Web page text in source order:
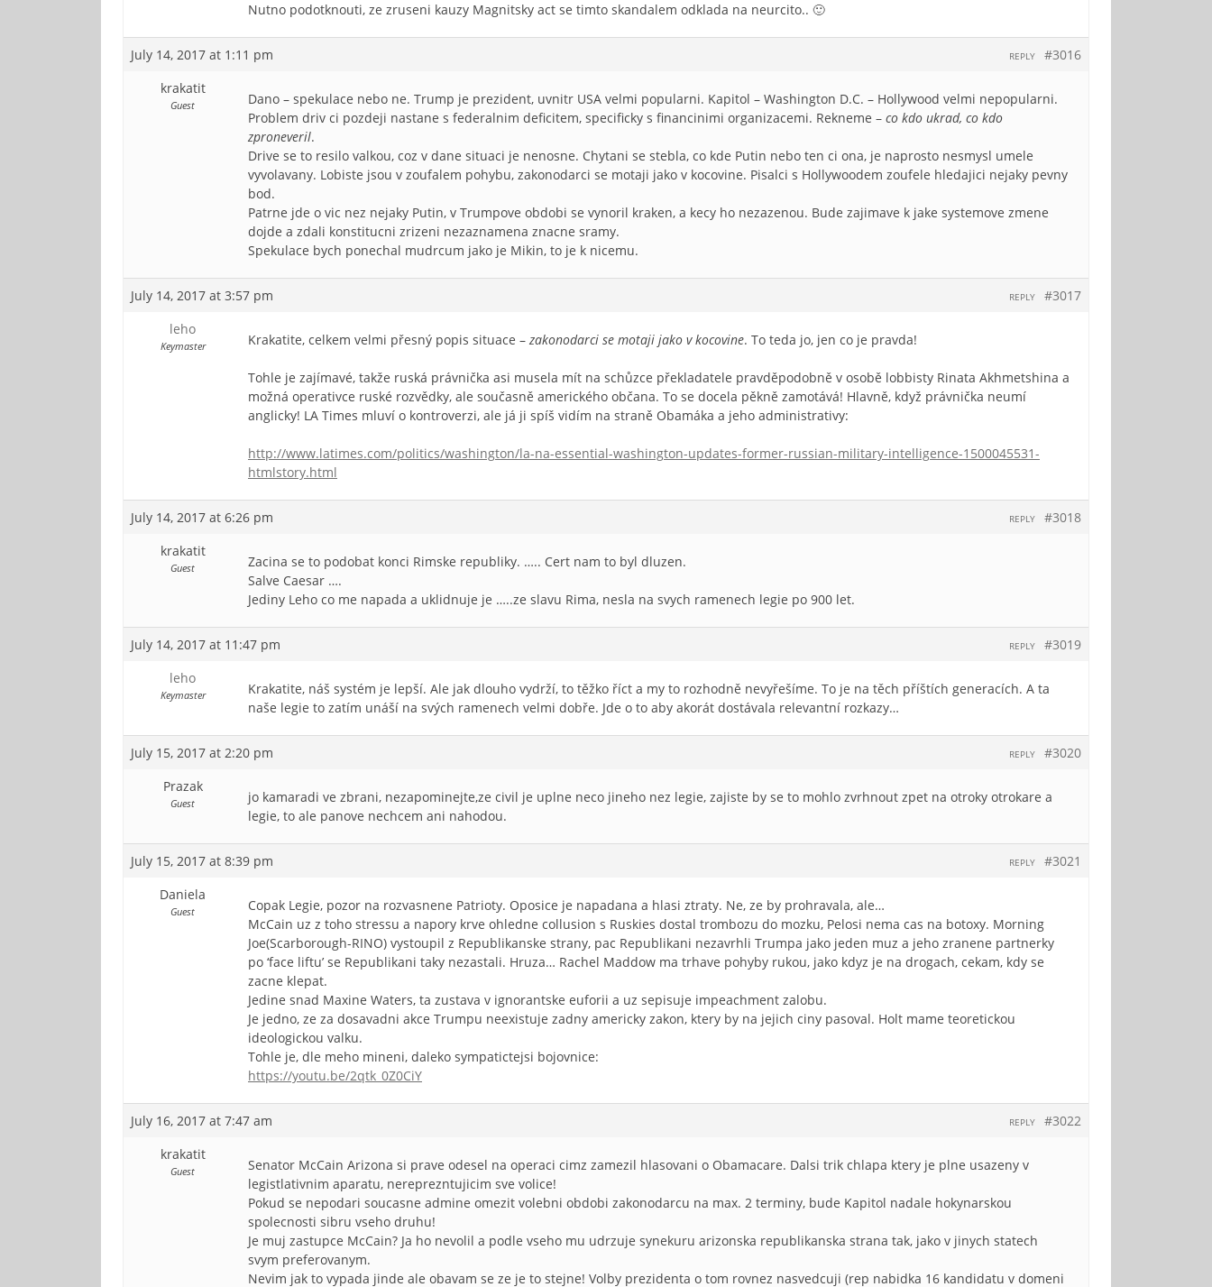
Nutno podotknouti, ze zruseni kauzy Magnitsky act se timto skandalem odklada na neurcito.. 🙂
July 14, 2017 at 1:11 pm #3016
REPLY
krakatit
Guest
Dano – spekulace nebo ne. Trump je prezident, uvnitr USA velmi popularni. Kapitol – Washington D.C. – Hollywood velmi nepopularni.
Problem driv ci pozdeji nastane s federalnim deficitem, specificky s financinimi organizacemi. Rekneme – co kdo ukrad, co kdo
zproneveril.
Drive se to resilo valkou, coz v dane situaci je nenosne. Chytani se stebla, co kde Putin nebo ten ci ona, je naprosto nesmysl umele
vyvolavany. Lobiste jsou v zoufalem pohybu, zakonodarci se motaji jako v kocovine. Pisalci s Hollywoodem zoufele hledajici nejaky pevny
bod.
Patrne jde o vic nez nejaky Putin, v Trumpove obdobi se vynoril kraken, a kecy ho nezazenou. Bude zajimave k jake systemove zmene
dojde a zdali konstitucni zrizeni nezaznamena znacne sramy.
Spekulace bych ponechal mudrcum jako je Mikin, to je k nicemu.
July 14, 2017 at 3:57 pm #3017
REPLY
leho
Keymaster Krakatite, celkem velmi přesný popis situace – zakonodarci se motaji jako v kocovine. To teda jo, jen co je pravda!
Tohle je zajímavé, takže ruská právnička asi musela mít na schůzce překladatele pravděpodobně v osobě lobbisty Rinata Akhmetshina a
možná operativce ruské rozvědky, ale současně amerického občana. To se docela pěkně zamotává! Hlavně, když právnička neumí
anglicky! LA Times mluví o kontroverzi, ale já ji spíš vidím na straně Obamáka a jeho administrativy:
http://www.latimes.com/politics/washington/la-na-essential-washington-updates-former-russian-military-intelligence-1500045531-
htmlstory.html
July 14, 2017 at 6:26 pm #3018
REPLY
krakatit
Guest
Zacina se to podobat konci Rimske republiky. ….. Cert nam to byl dluzen.
Salve Caesar ….
Jediny Leho co me napada a uklidnuje je …..ze slavu Rima, nesla na svych ramenech legie po 900 let.
July 14, 2017 at 11:47 pm #3019
REPLY
leho
Keymaster
Krakatite, náš systém je lepší. Ale jak dlouho vydrží, to těžko říct a my to rozhodně nevyřešíme. To je na těch příštích generacích. A ta
naše legie to zatím unáší na svých ramenech velmi dobře. Jde o to aby akorát dostávala relevantní rozkazy…
July 15, 2017 at 2:20 pm #3020
REPLY
Prazak
Guest
jo kamaradi ve zbrani, nezapominejte,ze civil je uplne neco jineho nez legie, zajiste by se to mohlo zvrhnout zpet na otroky otrokare a
legie, to ale panove nechcem ani nahodou.
July 15, 2017 at 8:39 pm #3021
REPLY
Daniela
Guest
Copak Legie, pozor na rozvasnene Patrioty. Oposice je napadana a hlasi ztraty. Ne, ze by prohravala, ale…
McCain uz z toho stressu a napory krve ohledne collusion s Ruskies dostal trombozu do mozku, Pelosi nema cas na botoxy. Morning
Joe(Scarborough-RINO) vystoupil z Republikanske strany, pac Republikani nezavrhli Trumpa jako jeden muz a jeho zranene partnerky
po ‘face liftu’ se Republikani taky nezastali. Hruza… Rachel Maddow ma trhave pohyby rukou, jako kdyz je na drogach, cekam, kdy se
zacne klepat.
Jedine snad Maxine Waters, ta zustava v ignorantske euforii a uz sepisuje impeachment zalobu.
Je jedno, ze za dosavadni akce Trumpu neexistuje zadny americky zakon, ktery by na jejich ciny pasoval. Holt mame teoretickou
ideologickou valku.
Tohle je, dle meho mineni, daleko sympatictejsi bojovnice:
https://youtu.be/2qtk_0Z0CiY
July 16, 2017 at 7:47 am #3022
REPLY
krakatit
Guest
Senator McCain Arizona si prave odesel na operaci cimz zamezil hlasovani o Obamacare. Dalsi trik chlapa ktery je plne usazeny v
legistlativnim aparatu, nereprezntujicim sve volice!
Pokud se nepodari soucasne admine omezit volebni obdobi zakonodarcu na max. 2 terminy, bude Kapitol nadale hokynarskou
spolecnosti sibru vseho druhu!
Je muj zastupce McCain? Ja ho nevolil a podle vseho mu udrzuje synekuru arizonska republikanska strana tak, jako v jinych statech
svym preferovanym.
Nevim jak to vypada jinde ale obavam se ze je to stejne! Volby prezidenta o tom rovnez nasvedcuji (rep nabidka 16 kandidatu v domeni